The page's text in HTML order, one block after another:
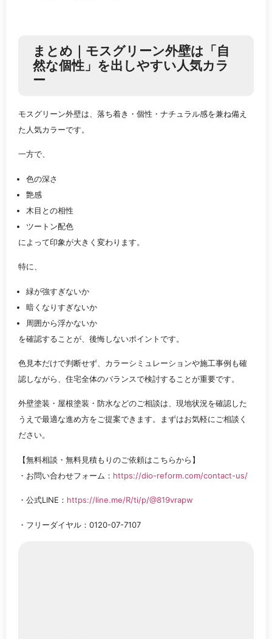
まとめ｜モスグリーン外壁は「自
然な個性」を出しやすい人気カラ
ー
モスグリーン外壁は、落ち着き・個性・ナチュラル感を兼ね備え
た人気カラーです。
一方で、
色の深さ
艶感
木目との相性
ツートン配色
によって印象が大きく変わります。
特に、
緑が強すぎないか
暗くなりすぎないか
周囲から浮かないか
を確認することが、後悔しないポイントです。
色見本だけで判断せず、カラーシミュレーションや施工事例も確
認しながら、住宅全体のバランスで検討することが重要です。
外壁塗装・屋根塗装・防水などのご相談は、現地状況を確認した
うえで最適な進め方をご提案できます。まずはお気軽にご相談く
ださい。
【無料相談・無料見積もりのご依頼はこちらから】
・お問い合わせフォーム： https://dio-reform.com/contact-us/
・公式LINE： https://line.me/R/ti/p/@819vrapw
・フリーダイヤル：0120-07-7107